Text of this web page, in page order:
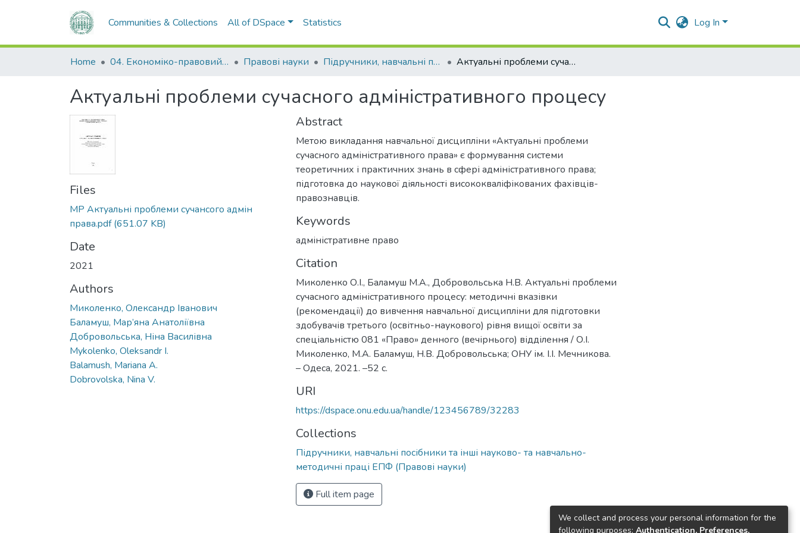
Communities & Collections All of DSpace Statistics Log In
Home 04. Економіко-правовий факультет Правові науки Підручники, навчальні посібники та інші науково- та навчально-методичні праці ЕПФ (Правові науки) Актуальні проблеми сучасного адміністративного процесу
Актуальні проблеми сучасного адміністративного процесу
Files
МР Актуальні проблеми сучансого адмін
права.pdf(651.07 KB)
Date
2021
Authors
Миколенко, Олександр Іванович
Баламуш, Мар’яна Анатоліївна
Добровольська, Ніна Василівна
Mykolenko, Oleksandr I.
Balamush, Mariana A.
Dobrovolska, Nina V.
Abstract
Метою викладання навчальної дисципліни «Актуальні проблеми
сучасного адміністративного права» є формування системи
теоретичних і практичних знань в сфері адміністративного права;
підготовка до наукової діяльності висококваліфікованих фахівців-
правознавців.
Keywords
адміністративне право
Citation
Миколенко О.І., Баламуш М.А., Добровольська Н.В. Актуальні проблеми
сучасного адміністративного процесу: методичні вказівки
(рекомендації) до вивчення навчальної дисципліни для підготовки
здобувачів третього (освітньо-наукового) рівня вищої освіти за
спеціальністю 081 «Право» денного (вечірнього) відділення / О.І.
Миколенко, М.А. Баламуш, Н.В. Добровольська; ОНУ ім. І.І. Мечникова.
– Одеса, 2021. –52 с.
URI
https://dspace.onu.edu.ua/handle/123456789/32283
Collections
Підручники, навчальні посібники та інші науково- та навчально-
методичні праці ЕПФ (Правові науки)
Full item page
We collect and process your personal information for the
following purposes: Authentication, Preferences,